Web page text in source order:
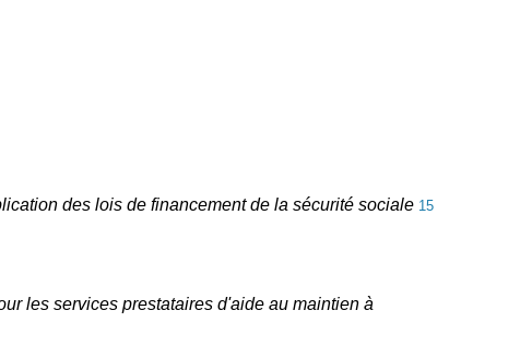
des lois de financement de la sécurité sociale 15
les services prestataires d'aide au maintien à